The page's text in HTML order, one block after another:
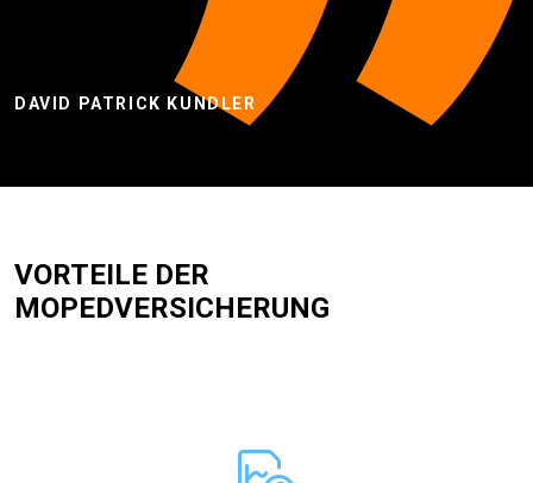
DAVID PATRICK KUNDLER
VORTEILE DER
MOPEDVERSICHERUNG